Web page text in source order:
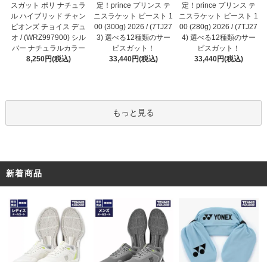
スガット ポリ ナチュラ
ル ハイブリッド チャン
ピオンズ チョイス デュ
オ / (WRZ997900) シル
バー ナチュラルカラー
8,250円(税込)
定！prince プリンス テ
ニスラケット ビースト 1
00 (300g) 2026 / (7TJ27
3) 選べる12種類のサー
ビスガット！
33,440円(税込)
定！prince プリンス テ
ニスラケット ビースト 1
00 (280g) 2026 / (7TJ27
4) 選べる12種類のサー
ビスガット！
33,440円(税込)
もっと見る
新着商品